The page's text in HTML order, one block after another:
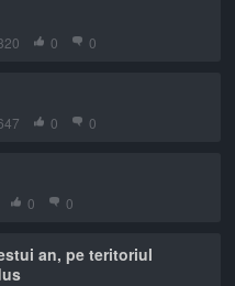
0 0
0 0
0 0
an, pe teritoriul